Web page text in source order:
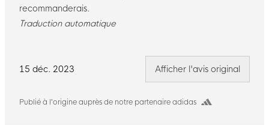
15 déc. 2023
Publié à l’origine auprès de notre partenaire adidas
recommanderais.
Traduction automatique
Afficher l'avis original